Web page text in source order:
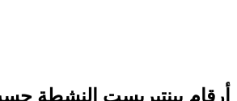
أرقام بينتيريست النشطة